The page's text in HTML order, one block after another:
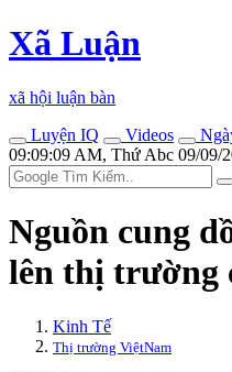
Xã Luận
xã hội luận bàn
Luyện IQ
Videos
09:09:09 AM, Thứ Abc 09/09/
Nguồn cung
lên thị trường
Kinh Tế
Thị trường ViệtNam